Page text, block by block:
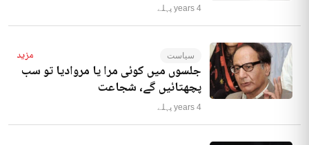
4 years پہلے
سیاست مزید
جلسوں میں کوئی مرا یا مروادیا تو سب
پچھتائیں گے، شجاعت
4 years پہلے